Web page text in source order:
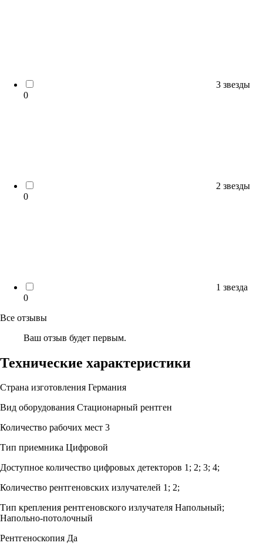
3 звезды
0
2 звезды
0
1 звезда
0
Все отзывы
Ваш отзыв будет первым.
Технические характеристики
Страна изготовления Германия
Вид оборудования Стационарный рентген
Количество рабочих мест 3
Тип приемника Цифровой
Доступное количество цифровых детекторов 1; 2; 3; 4;
Количество рентгеновских излучателей 1; 2;
Тип крепления рентгеновского излучателя Напольный;
Напольно-потолочный
Рентгеноскопия Да